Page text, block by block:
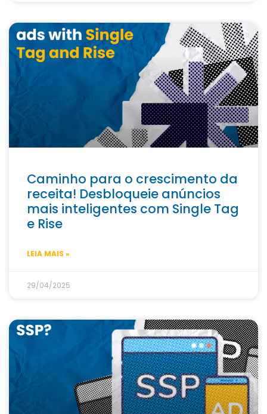
Caminho para o crescimento da
receita! Desbloqueie anúncios
mais inteligentes com Single Tag
e Rise
LEIA MAIS »
29/04/2025